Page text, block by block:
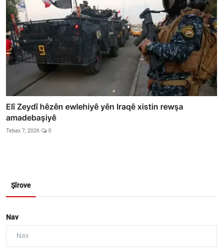
Elî Zeydî hêzên ewlehiyê yên Iraqê xistin rewşa
amadebaşiyê
Tebax 7, 2026 0
Şîrove
Nav